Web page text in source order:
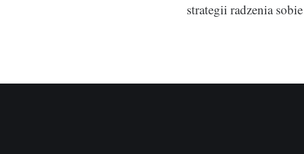
strategii radzenia